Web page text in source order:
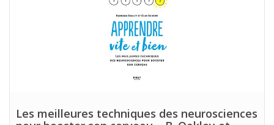
Les meilleures techniques des neurosciences